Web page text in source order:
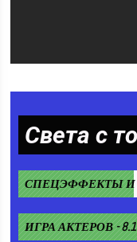
Света с
СПЕЦЭФФЕКТЫ И
ИГРА АКТЕРОВ - 8.1